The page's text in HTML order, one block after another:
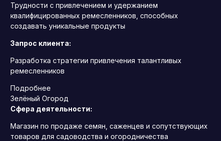
Трудности с привлечением и удержанием
квалифицированных ремесленников, способных
создавать уникальные продукты
Запрос клиента:
Разработка стратегии привлечения талантливых
ремесленников
Подробнее
Зелёный Огород
Сфера деятельности:
Магазин по продаже семян, саженцев и сопутствующих
товаров для садоводства и огородничества